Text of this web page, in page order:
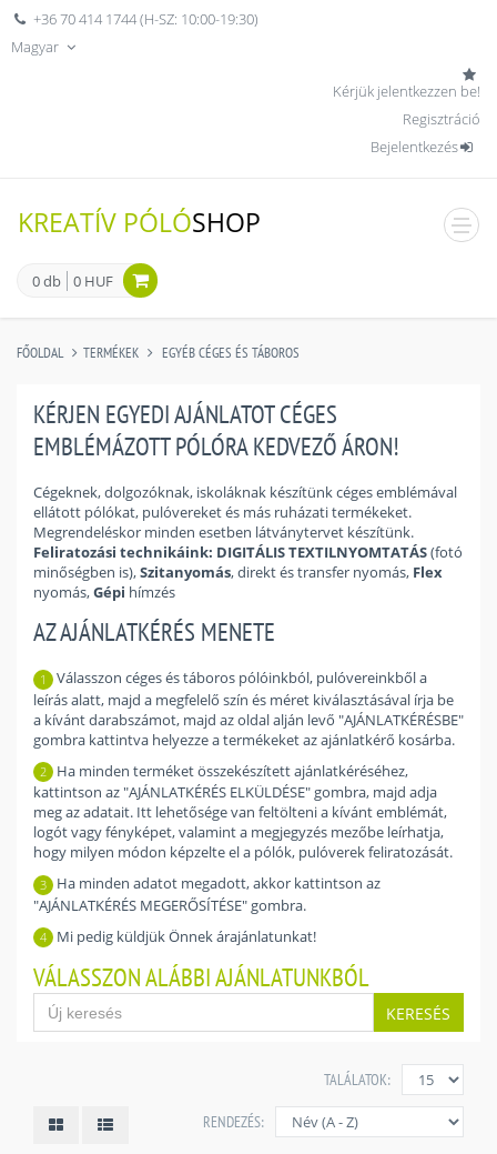
+36 70 414 1744 (H-SZ: 10:00-19:30)
Magyar
Kérjük jelentkezzen be!
Regisztráció
Bejelentkezés
KREATÍV PÓLÓSHOP
0 db 0 HUF
FŐOLDAL TERMÉKEK EGYÉB CÉGES ÉS TÁBOROS
KÉRJEN EGYEDI AJÁNLATOT CÉGES
EMBLÉMÁZOTT PÓLÓRA KEDVEZŐ ÁRON!
Cégeknek, dolgozóknak, iskoláknak készítünk céges emblémával
ellátott pólókat, pulóvereket és más ruházati termékeket.
Megrendeléskor minden esetben látványtervet készítünk.
Feliratozási technikáink: DIGITÁLIS TEXTILNYOMTATÁS(fotó
minőségben is),Szitanyomás, direkt és transfer nyomás, Flex
nyomás,Gépi hímzés
AZ AJÁNLATKÉRÉS MENETE
1
Válasszon céges és táboros pólóinkból, pulóvereinkből a
leírás alatt, majd a megfelelő szín és méret kiválasztásával írja be
a kívánt darabszámot, majd az oldal alján levő "AJÁNLATKÉRÉSBE"
gombra kattintva helyezze a termékeket az ajánlatkérő kosárba.
2
Ha minden terméket összekészített ajánlatkéréséhez,
kattintson az "AJÁNLATKÉRÉS ELKÜLDÉSE" gombra, majd adja
meg az adatait. Itt lehetősége van feltölteni a kívánt emblémát,
logót vagy fényképet, valamint a megjegyzés mezőbe leírhatja,
hogy milyen módon képzelte el a pólók, pulóverek feliratozását.
3
Ha minden adatot megadott, akkor kattintson az
"AJÁNLATKÉRÉS MEGERŐSÍTÉSE" gombra.
4 Mi pedig küldjük Önnek árajánlatunkat!
VÁLASSZON ALÁBBI AJÁNLATUNKBÓL
KERESÉS
TALÁLATOK:
RENDEZÉS: